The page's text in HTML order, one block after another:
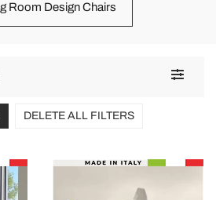
Room Design Chairs
Toggle
DELETE ALL FILTERS